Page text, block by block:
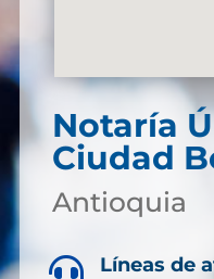
Notaría
Ciudad
Antioquia
 Líneas de